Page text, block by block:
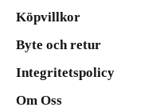
Köpvillkor
Byte och retur
Integritetspolicy
Om Oss